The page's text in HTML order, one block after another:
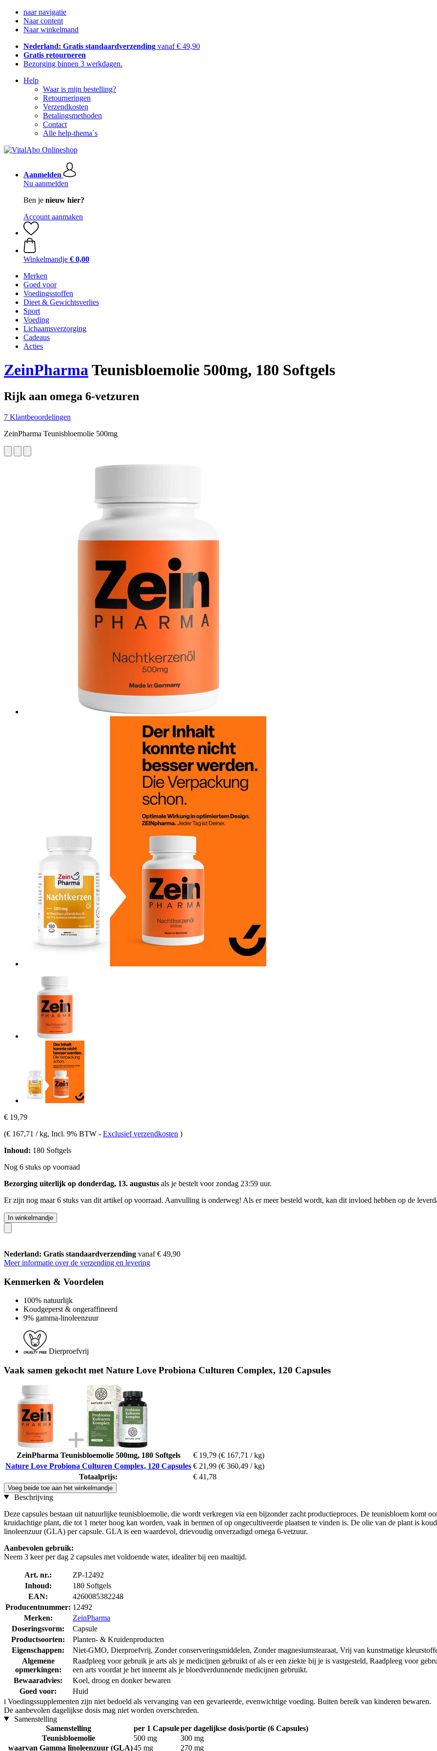
naar navigatie
Naar content
Naar winkelmand
Nederland: Gratis standaardverzending vanaf € 49,90
Gratis retourneren
Bezorging binnen 3 werkdagen.
Help
Waar is mijn bestelling?
Retourneringen
Verzendkosten
Betalingsmethoden
Contact
Alle help-thema`s
Aanmelden
Nu aanmelden
Ben je nieuw hier?
Account aanmaken
Winkelmandje € 0,00
Merken
Goed voor
Voedingsstoffen
Dieet & Gewichtsverlies
Sport
Voeding
Lichaamsverzorging
Cadeaus
Acties
ZeinPharmaTeunisbloemolie 500mg, 180 Softgels
Rijk aan omega 6-vetzuren
7 Klantbeoordelingen
ZeinPharma Teunisbloemolie 500mg
€ 19,79
(€ 167,71 / kg, Incl. 9% BTW - Exclusief verzendkosten )
Inhoud: 180 Softgels
Nog 6 stuks op voorraad
Bezorging uiterlijk op donderdag, 13. augustus als je bestelt voorzondag 23:59 uur.
Er zijn nog maar 6 stuks van dit artikel op voorraad. Aanvulling is onderweg! Als er meer besteld wordt, kan dit invloed hebben op de
In winkelmandje
Nederland: Gratis standaardverzending vanaf € 49,90
Meer informatie over de verzending en levering
Kenmerken & Voordelen
100% natuurlijk
Koudgeperst & ongeraffineerd
9% gamma-linoleenzuur
Dierproefvrij
Vaak samen gekocht met Nature Love Probiona Culturen Complex, 120 Capsules
ZeinPharma Teunisbloemolie 500mg, 180 Softgels € 19,79 (€ 167,71 / kg)
Nature Love Probiona Culturen Complex, 120 Capsules € 21,99 (€ 360,49 / kg)
Totaalprijs:
€ 41,78
Voeg beide toe aan het winkelmandje
Beschrijving
Deze capsules bestaan uit natuurlijke teunisbloemolie, die wordt verkregen via een bijzonder zacht productieproces. De teunisbloem komt
kruidachtige plant, die tot 1 meter hoog kan worden, vaak in bermen of op ongecultiveerde plaatsen te vinden is. De olie van de plant is
linoleenzuur (GLA) per capsule. GLA is een waardevol, drievoudig onverzadigd omega 6-vetzuur.
Aanbevolen gebruik:
Neem 3 keer per dag 2 capsules met voldoende water, idealiter bij een maaltijd.
Art. nr.:
ZP-12492
Inhoud:
180 Softgels
EAN:
4260085382248
Producentnummer: 12492
Merken:
ZeinPharma
Doseringsvorm:
Capsule
Productsoorten:
Planten- & Kruidenproducten
Eigenschappen:
Niet-GMO, Dierproefvrij, Zonder conserveringsmiddelen, Zonder magnesiumstearaat, Vrij van kunstmatige
Algemene
opmerkingen:
Raadpleeg voor gebruik je arts als je medicijnen gebruikt of als er een ziekte bij je is vastgesteld, Raadpleeg voor
een arts voordat je het inneemt als je bloedverdunnende medicijnen gebruikt.
Bewaaradvies:
Koel, droog en donker bewaren
Goed voor:
Huid
i Voedingssupplementen zijn niet bedoeld als vervanging van een gevarieerde, evenwichtige voeding. Buiten bereik van kinderen bewaren.
De aanbevolen dagelijkse dosis mag niet worden overschreden.
Samenstelling
Samenstelling
per 1 Capsuleper dagelijkse dosis/portie (6 Capsules)
Teunisbloemolie
500 mg
300 mg
waarvan Gamma linoleenzuur (GLA)45 mg 270 mg